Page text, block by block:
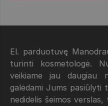
El. parduotuvę
turinti kosmetologė.
veikiame jau daugiau
galėdami Jums pasiūlyti
nedidelis šeimos